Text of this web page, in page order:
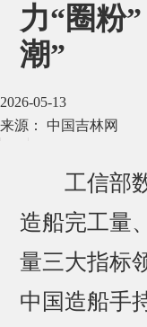
力“圈粉
潮”
2026-05-13
来源： 中国吉林网
工信部数
造船完工量
量三大指标
中国造船手